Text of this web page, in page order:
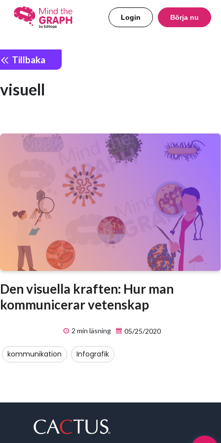
Login Börja nu
Tillbaka
visuell
Den visuella kraften: Hur man
kommunicerar vetenskap
2 min läsning 05/25/2020
kommunikation Infografik